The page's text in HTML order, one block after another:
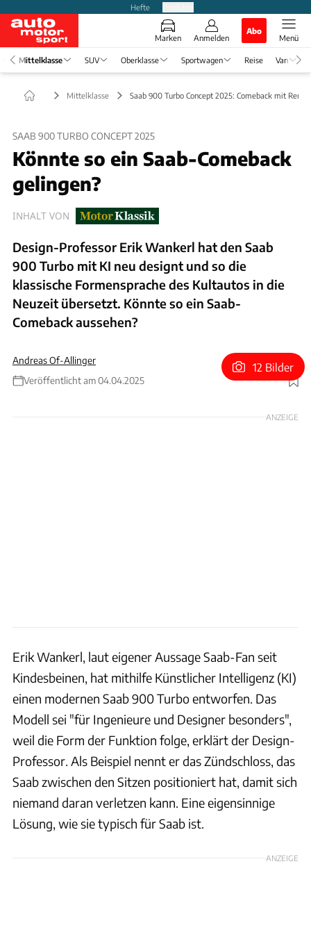
Hefte
Marken Anmelden
Abo
Menü
Mittelklasse SUV Oberklasse Sportwagen Reise Van
Mittelklasse Saab 900 Turbo Concept 2025: Comeback mit
SAAB 900 TURBO CONCEPT 2025
Könnte so ein Saab-Comeback
gelingen?
INHALT VON
Design-Professor Erik Wankerl hat den Saab
900 Turbo mit KI neu designt und so die
klassische Formensprache des Kultautos in die
Neuzeit übersetzt. Könnte so ein Saab-
Comeback aussehen?
Andreas Of-Allinger
Veröffentlicht am 04.04.2025
Foto: Erik Wankerl
12 Bilder
ANZEIGE
Erik Wankerl, laut eigener Aussage Saab-Fan seit
Kindesbeinen, hat mithilfe Künstlicher Intelligenz (KI)
einen modernen Saab 900 Turbo entworfen. Das
Modell sei "für Ingenieure und Designer besonders",
weil die Form der Funktion folge, erklärt der Design-
Professor. Als Beispiel nennt er das Zündschloss, das
Saab zwischen den Sitzen positioniert hat, damit sich
niemand daran verletzen kann. Eine eigensinnige
Lösung, wie sie typisch für Saab ist.
ANZEIGE